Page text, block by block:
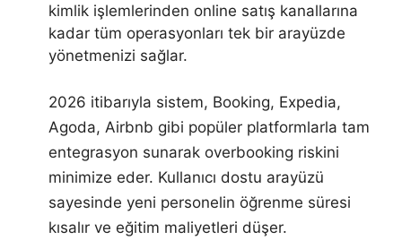
kimlik işlemlerinden online satış kanallarına
kadar tüm operasyonları tek bir arayüzde
yönetmenizi sağlar.
2026 itibarıyla sistem, Booking, Expedia,
Agoda, Airbnb gibi popüler platformlarla tam
entegrasyon sunarak overbooking riskini
minimize eder. Kullanıcı dostu arayüzü
sayesinde yeni personelin öğrenme süresi
kısalır ve eğitim maliyetleri düşer.